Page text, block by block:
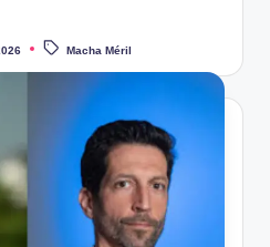
Macha Méril